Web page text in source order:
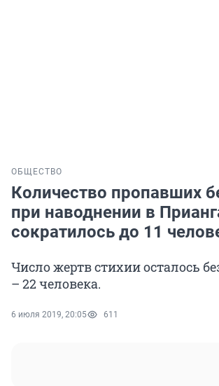
ОБЩЕСТВО
Количество пропавших
при наводнении в
сократилось до 11
Число жертв стихии осталось
– 22 человека.
6 июля 2019, 20:05 611